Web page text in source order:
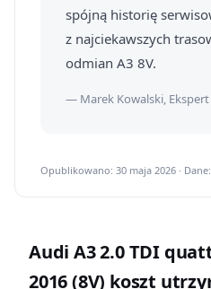
spójną historię
z najciekawszych
odmian A3 8V.
— Marek Kowalski,
Opublikowano: 30 maja 2026 ·
Audi A3 2.0 TDI
2016 (8V) koszt